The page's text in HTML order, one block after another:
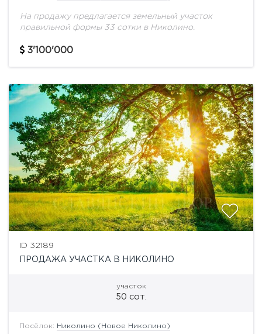
На продажу предлагается земельный участок
правильной формы 33 сотки в Николино.
3'100'000
ID 32189
ПРОДАЖА УЧАСТКА В НИКОЛИНО
участок
50 сот.
Посёлок: Николино (Новое Николино)